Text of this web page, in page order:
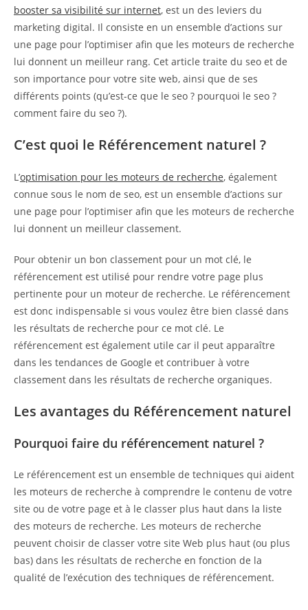
booster sa visibilité sur internet, est un des leviers du
marketing digital. Il consiste en un ensemble d’actions sur
une page pour l’optimiser afin que les moteurs de recherche
lui donnent un meilleur rang. Cet article traite du seo et de
son importance pour votre site web, ainsi que de ses
différents points (qu’est-ce que le seo ? pourquoi le seo ?
comment faire du seo ?).
C’est quoi le Référencement naturel ?
L’optimisation pour les moteurs de recherche, également
connue sous le nom de seo, est un ensemble d’actions sur
une page pour l’optimiser afin que les moteurs de recherche
lui donnent un meilleur classement.
Pour obtenir un bon classement pour un mot clé, le
référencement est utilisé pour rendre votre page plus
pertinente pour un moteur de recherche. Le référencement
est donc indispensable si vous voulez être bien classé dans
les résultats de recherche pour ce mot clé. Le
référencement est également utile car il peut apparaître
dans les tendances de Google et contribuer à votre
classement dans les résultats de recherche organiques.
Les avantages du Référencement naturel
Pourquoi faire du référencement naturel ?
Le référencement est un ensemble de techniques qui aident
les moteurs de recherche à comprendre le contenu de votre
site ou de votre page et à le classer plus haut dans la liste
des moteurs de recherche. Les moteurs de recherche
peuvent choisir de classer votre site Web plus haut (ou plus
bas) dans les résultats de recherche en fonction de la
qualité de l’exécution des techniques de référencement.